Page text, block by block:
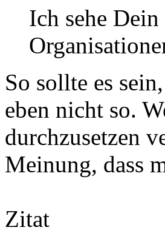
Ich sehe
So sollte es
eben nicht so.
durchzusetzen
Meinung, dass
Zitat